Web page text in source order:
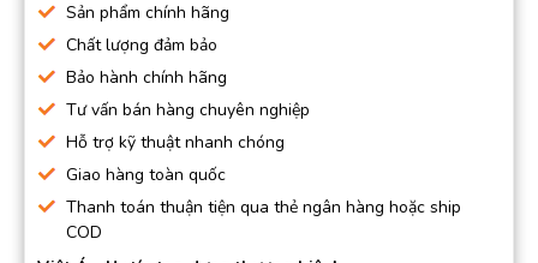
Sản phẩm chính hãng
Chất lượng đảm bảo
Bảo hành chính hãng
Tư vấn bán hàng chuyên nghiệp
Hỗ trợ kỹ thuật nhanh chóng
Giao hàng toàn quốc
Thanh toán thuận tiện qua thẻ ngân hàng hoặc ship
COD